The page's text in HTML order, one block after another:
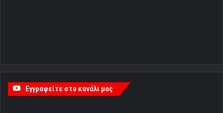
Εγγραφείτε στο κανάλι μας